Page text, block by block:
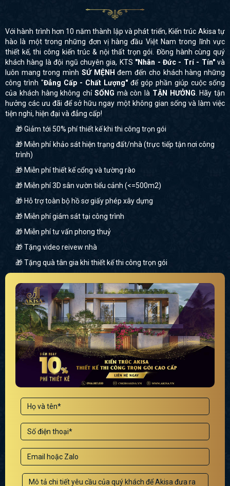
Với hành trình hơn 10 năm thành lập và phát triển, Kiến trúc Akisa tự
hào là một trong những đơn vị hàng đầu Việt Nam trong lĩnh vực
thiết kế, thi công kiến trúc & nội thất trọn gói. Đồng hành cùng quý
khách hàng là đội ngũ chuyên gia, KTS "Nhân - Đức - Trí - Tín"và
luôn mang trong mình SỨ MỆNH đem đến cho khách hàng những
công trình "Đẳng Cấp - Chất Lượng" để góp phần giúp cuộc sống
của khách hàng không chỉ SỐNG mà còn là TẬN HƯỞNG . Hãy tận
hưởng các ưu đãi để sở hữu ngay một không gian sống và làm việc
tiện nghi, hiện đại và đẳng cấp!
🎁 Giảm tới 50% phí thiết kế khi thi công trọn gói
🎁 Miễn phí khảo sát hiện trạng đất/nhà (trực tiếp tận nơi công
trình)
🎁 Miễn phí thiết kế cổng và tường rào
🎁 Miễn phí 3D sân vườn tiểu cảnh (<=500m2)
🎁 Hỗ trợ toàn bộ hồ sơ giấy phép xây dựng
🎁 Miễn phí giám sát tại công trình
🎁 Miễn phí tư vấn phong thuỷ
🎁 Tặng video reivew nhà
🎁 Tặng quà tân gia khi thiết kế thi công trọn gói